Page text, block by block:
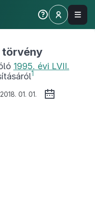
törvény
1995. évi LVII.
1
01. 01.